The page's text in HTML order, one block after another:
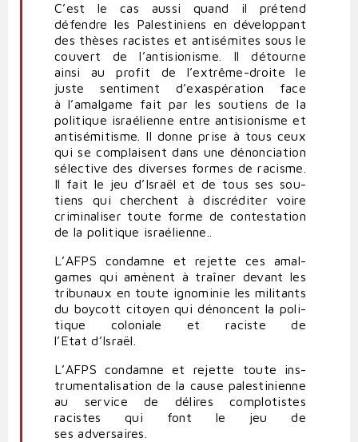
C’est le cas aussi quand il prétend
défendre les Pales­ti­niens en déve­loppant
des thèses racistes et anti­sé­mites sous le
couvert de l’antisionisme. Il détourne
ainsi au profit de l’extrême-droite le
juste sen­timent d’exaspération face
à l’amalgame fait par les sou­tiens de la
poli­tique israé­lienne entre anti­sio­nisme et
anti­sé­mi­tisme. Il donne prise à tous ceux
qui se com­plaisent dans une dénon­ciation
sélective des diverses formes de racisme.
Il fait le jeu d’Israël et de tous ses sou­
tiens qui cherchent à dis­cré­diter voire
cri­mi­na­liser toute forme de contes­tation
de la poli­tique israé­lienne..
L’AFPS condamne et rejette ces amal­
games qui amènent à traîner devant les
tri­bunaux en toute igno­minie les mili­tants
du boycott citoyen qui dénoncent la poli­
tique colo­niale et raciste de
l’Etat d’Israël.
L’AFPS condamne et rejette toute ins­
tru­men­ta­li­sation de la cause pales­ti­nienne
au service de délires com­plo­tistes
racistes qui font le jeu de
ses adversaires.